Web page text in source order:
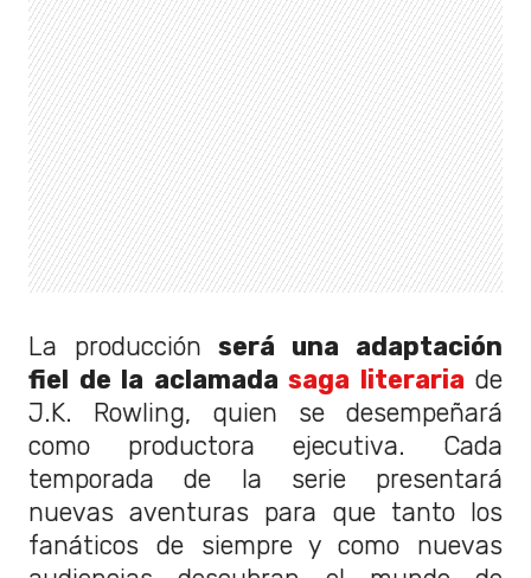
La producción será una adaptación
fiel de la aclamada saga literaria de
J.K. Rowling, quien se desempeñará
como productora ejecutiva. Cada
temporada de la serie presentará
nuevas aventuras para que tanto los
fanáticos de siempre y como nuevas